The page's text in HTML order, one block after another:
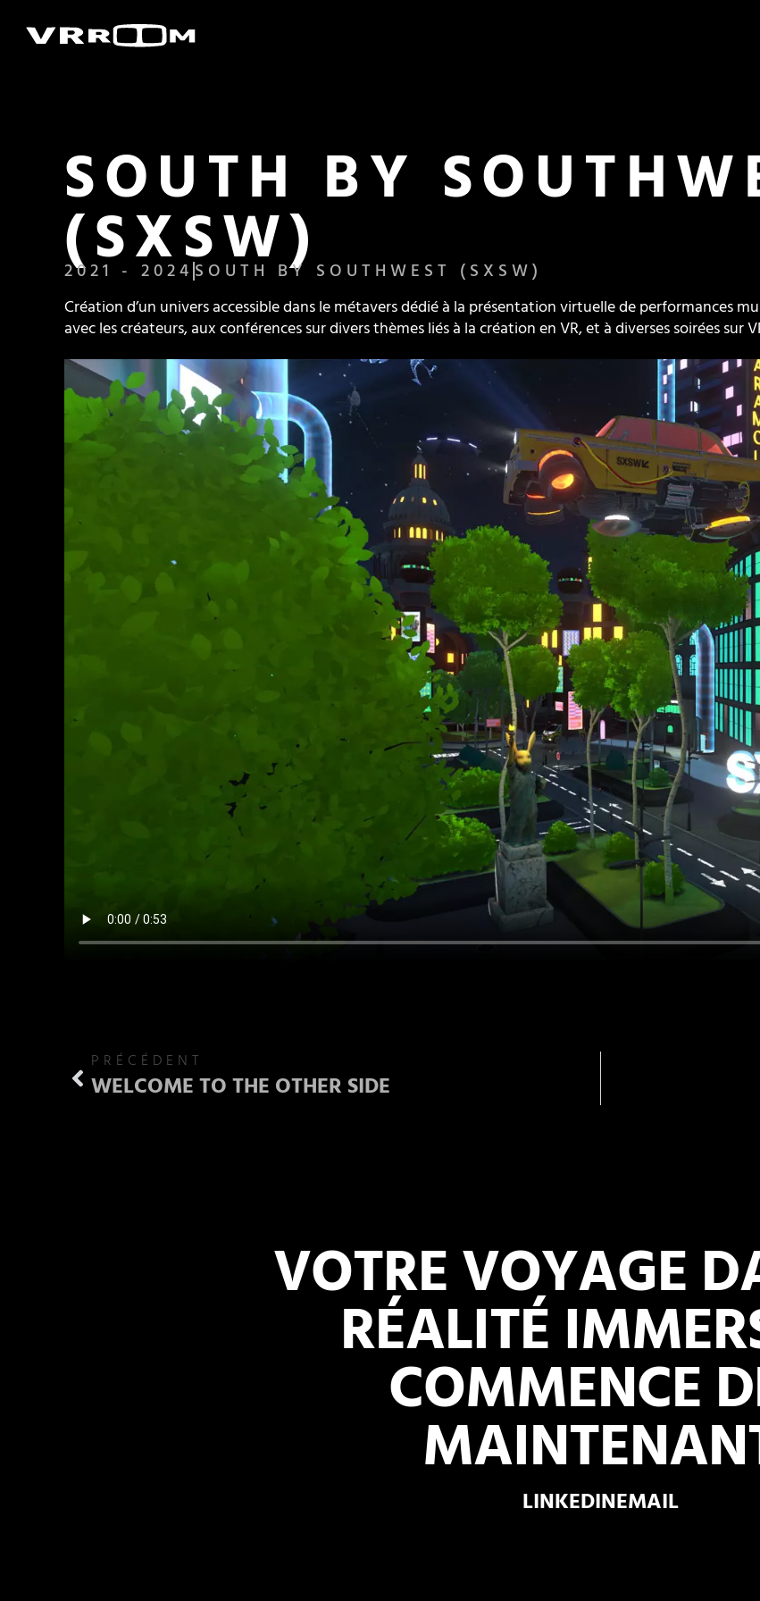
SOUTH BY
(SXSW)
2021 - 2024 SOUTH BY SOUTHWEST (SXSW)
Création d’un univers accessible dans le métavers dédié à la présentation virtuelle de performances
avec les créateurs, aux conférences sur divers thèmes liés à la création en VR, et à diverses soirées sur
PRÉCÉDENT
WELCOME TO THE OTHER SIDE
VOTRE VOYAGE
RÉALITÉ
COMMENCE
LINKEDINEMAIL